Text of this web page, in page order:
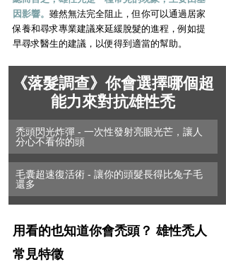
因影響。 雖然無法完全阻止，但你可以通過居家
保養和尋求專業建議來延緩脫髮的進程，例如提
早尋求醫生的建議，以便得到適當的幫助。
《落髮調查》你會選擇哪個超
能力來對抗雄性禿
禿頭閃光炸彈 - 一次性發射亮眼光芒，讓人
分心不看你的頭
毛囊超速復活術 - 讓你的頭髮長得比兔子毛
還多
用看的也知道你會禿頭？ 雄性禿人
常見特徵